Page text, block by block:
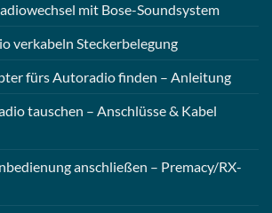
mit Bose-Soundsystem
verkabeln Steckerbelegung
fürs Autoradio finden – Anleitung
tauschen – Anschlüsse & Kabel
anschließen – Premacy/RX-